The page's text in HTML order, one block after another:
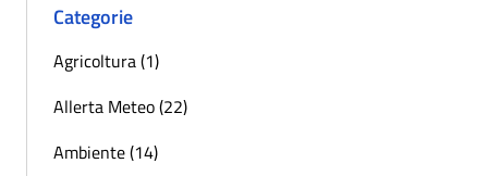
Categorie
Agricoltura (1)
Allerta Meteo (22)
Ambiente (14)